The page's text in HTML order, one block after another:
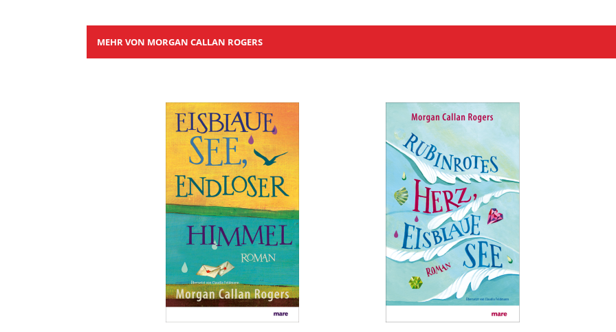
MEHR VON MORGAN CALLAN ROGERS